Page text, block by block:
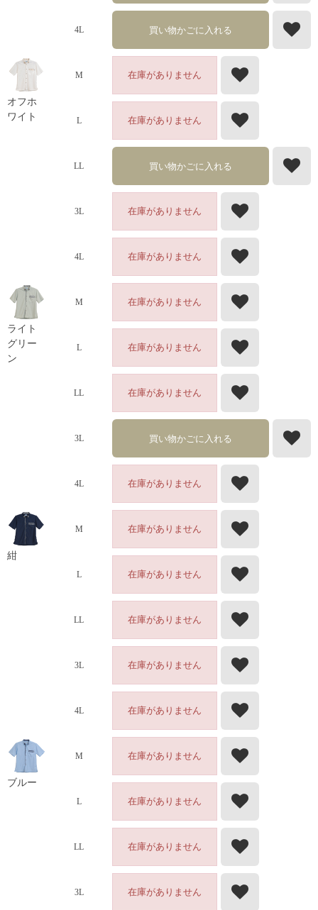
4L 買い物かごに入れる
オフホ
ワイト
M 在庫がありません
L 在庫がありません
LL 買い物かごに入れる
3L 在庫がありません
4L 在庫がありません
ライト
グリー
ン
M 在庫がありません
L 在庫がありません
LL 在庫がありません
3L 買い物かごに入れる
4L 在庫がありません
紺
M 在庫がありません
L 在庫がありません
LL 在庫がありません
3L 在庫がありません
4L 在庫がありません
ブルー
M 在庫がありません
L 在庫がありません
LL 在庫がありません
3L 在庫がありません